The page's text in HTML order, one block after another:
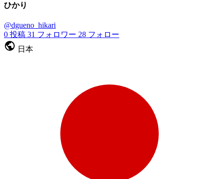
ひかり
@dgueno_hikari
0 投稿 31 フォロワー 28 フォロー
日本